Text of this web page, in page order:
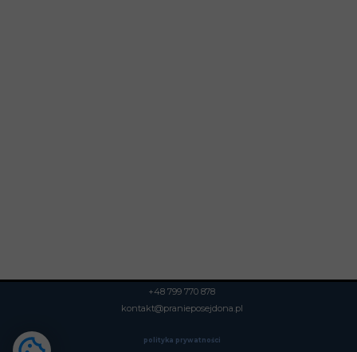
polityka prywatności
+48 799 770 878
kontakt@pranieposejdona.pl